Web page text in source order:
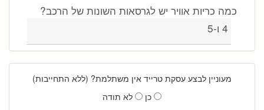
כמה כריות אוויר יש לגרסאות השונות של הרכב?
4 ו-5
מעוניין לבצע עסקת טרייד אין משתלמת? (ללא התחייבות)
כן
לא תודה